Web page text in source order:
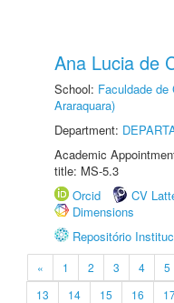
Ana Lucia de
School: Faculdade
Araraquara)
Department:
Academic
title: MS-5.3
Orcid
CV
Dimensions
Repositório
« 1 2 3 4 5
13
14 15 16